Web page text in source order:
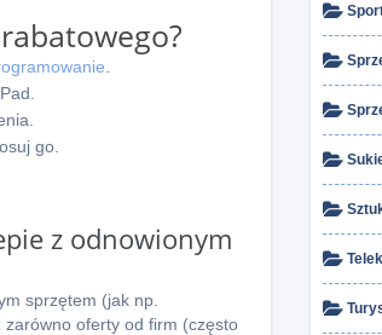
go.
z odnowionym
sprzętem (jak np.
oferty od firm (często